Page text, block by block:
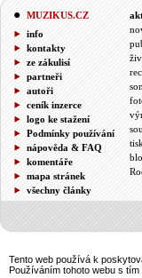
MUZIKUS.CZ
info
kontakty
ze zákulisí
partneři
autoři
ceník inzerce
logo ke stažení
Podmínky používání
nápověda & FAQ
komentáře
mapa stránek
všechny články
Tento web používá k
Používáním tohoto webu s tím